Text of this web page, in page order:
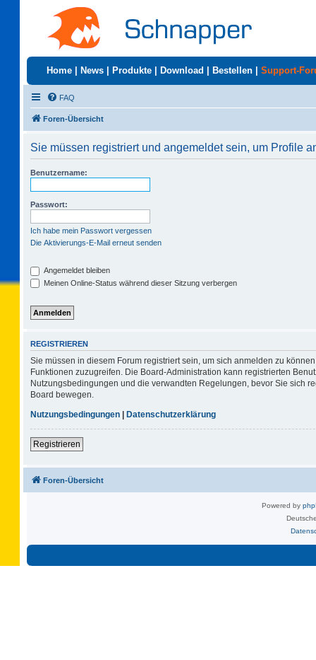
Home News Produkte Download Bestellen Support-
FAQ
Foren-Übersicht
Sie müssen registriert und angemeldet sein, um Profile
Benutzername:
Passwort:
Ich habe mein Passwort vergessen
Die Aktivierungs-E-Mail erneut senden
Angemeldet bleiben
Meinen Online-Status während dieser Sitzung verbergen
REGISTRIEREN
Sie müssen in diesem Forum registriert sein, um sich anmelden zu
Funktionen zuzugreifen. Die Board-Administration kann registrierten
Nutzungsbedingungen und die verwandten Regelungen, bevor Sie sich
Board bewegen.
Nutzungsbedingungen | Datenschutzerklärung
Registrieren
Foren-Übersicht
Powered by